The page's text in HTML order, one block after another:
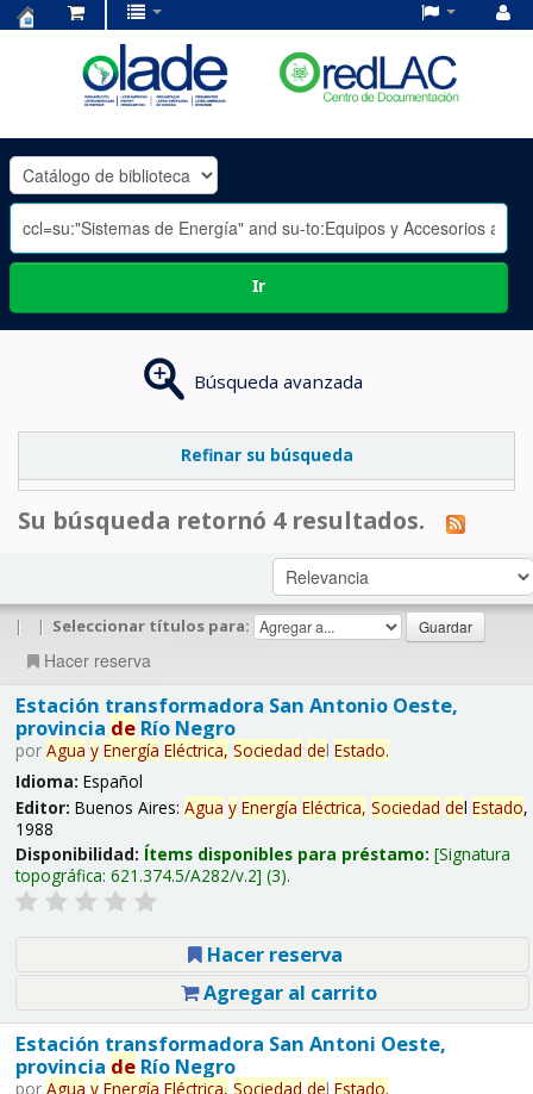
OLADE
-
Ir
Búsqueda avanzada
Refinar su búsqueda
Su búsqueda retornó 4 resultados.
| | Seleccionar títulos para:
Hacer reserva
Estación transformadora San Antonio Oeste,
provincia deRío Negro
por Agua y Energía Eléctrica, Sociedad del Estado.
Idioma: Español
Editor: Buenos Aires: Agua y Energía Eléctrica, Sociedad del Estado,
1988
Disponibilidad: Ítems disponibles para préstamo: Signatura
topográfica: 621.374.5/A282/v.2 (3).
Hacer reserva
Agregar al carrito
Estación transformadora San Antoni Oeste,
provincia deRío Negro
por Agua y Energía Eléctrica, Sociedad del Estado.